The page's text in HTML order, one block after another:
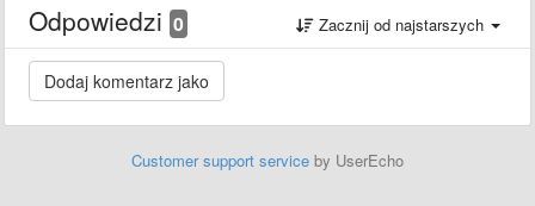
Odpowiedzi 0 Zacznij od najstarszych
Customer support service by UserEcho